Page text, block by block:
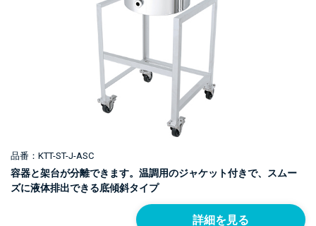
品番：KTT-ST-J-ASC
容器と架台が分離できます。温調用のジャケット付きで、スムー
ズに液体排出できる底傾斜タイプ
詳細を見る